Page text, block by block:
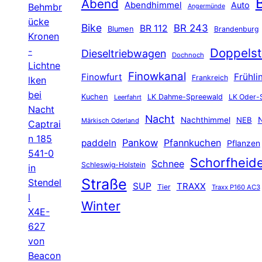
Behmbr
ücke
Kronen
-
Lichtne
lken
bei
Nacht
Captrai
n 185
541-0
in
Stendel
l
X4E-
627
von
Beacon
Abend Abendhimmel Angermünde Auto
Bike Blumen BR 112 BR 243 Brandenburg
Dieseltriebwagen Dochnoch
Finowfurt Finowkanal Frankreich
Kuchen Leerfahrt LK Dahme-Spreewald LK Oder-
Märkisch Oderland Nacht Nachthimmel NEB
paddeln Pankow Pfannkuchen Pflanzen
Schleswig-Holstein Schnee
Straße SUP Tier TRAXX Traxx P160 AC3
Winter